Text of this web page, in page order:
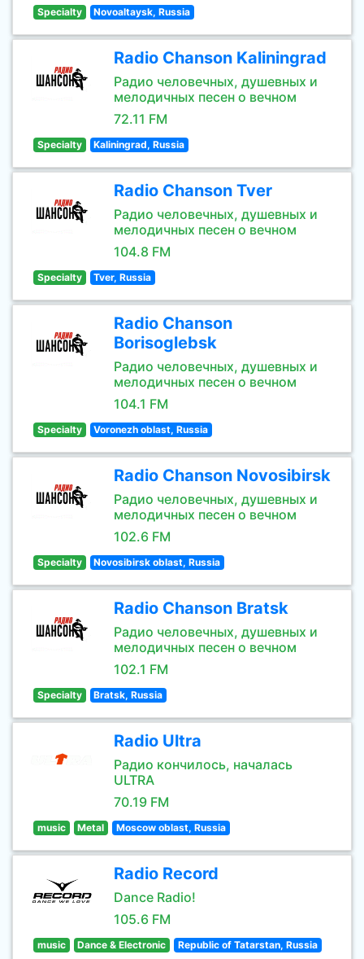
Specialty Novoaltaysk, Russia
Radio Chanson Kaliningrad
Радио человечных, душевных и
мелодичных песен о вечном
72.11 FM
Specialty Kaliningrad, Russia
Radio Chanson Tver
Радио человечных, душевных и
мелодичных песен о вечном
104.8 FM
Specialty Tver, Russia
Radio Chanson
Borisoglebsk
Радио человечных, душевных и
мелодичных песен о вечном
104.1 FM
Specialty Voronezh oblast, Russia
Radio Chanson Novosibirsk
Радио человечных, душевных и
мелодичных песен о вечном
102.6 FM
Specialty Novosibirsk oblast, Russia
Radio Chanson Bratsk
Радио человечных, душевных и
мелодичных песен о вечном
102.1 FM
Specialty Bratsk, Russia
Radio Ultra
Радио кончилось, началась
ULTRA
70.19 FM
music Metal Moscow oblast, Russia
Radio Record
Dance Radio!
105.6 FM
music Dance & Electronic Republic of Tatarstan, Russia